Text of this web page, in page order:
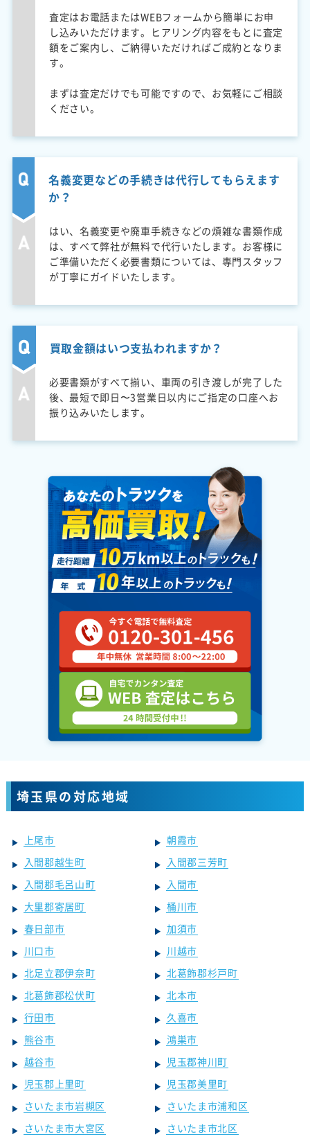
査定はお電話またはWEBフォームから簡単にお申
し込みいただけます。ヒアリング内容をもとに査定
額をご案内し、ご納得いただければご成約となりま
す。
まずは査定だけでも可能ですので、お気軽にご相談
ください。
名義変更などの手続きは代行してもらえます
か？
はい、名義変更や廃車手続きなどの煩雑な書類作成
は、すべて弊社が無料で代行いたします。お客様に
ご準備いただく必要書類については、専門スタッフ
が丁寧にガイドいたします。
買取金額はいつ支払われますか？
必要書類がすべて揃い、車両の引き渡しが完了した
後、最短で即日〜3営業日以内にご指定の口座へお
振り込みいたします。
埼玉県の対応地域
上尾市
朝霞市
入間郡越生町
入間郡三芳町
入間郡毛呂山町
入間市
大里郡寄居町
桶川市
春日部市
加須市
川口市
川越市
北足立郡伊奈町
北葛飾郡杉戸町
北葛飾郡松伏町
北本市
行田市
久喜市
熊谷市
鴻巣市
越谷市
児玉郡神川町
児玉郡上里町
児玉郡美里町
さいたま市岩槻区
さいたま市浦和区
さいたま市大宮区
さいたま市北区